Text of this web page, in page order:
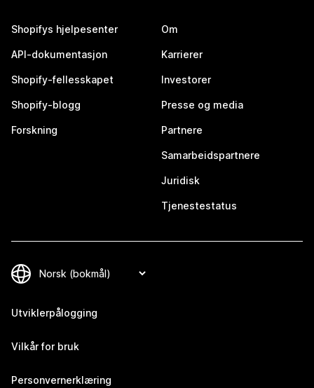
Shopifys hjelpesenter
API-dokumentasjon
Shopify-fellesskapet
Shopify-blogg
Forskning
Om
Karrierer
Investorer
Presse og media
Partnere
Samarbeidspartnere
Juridisk
Tjenestestatus
Utviklerpålogging
Vilkår for bruk
Personvernerklæring